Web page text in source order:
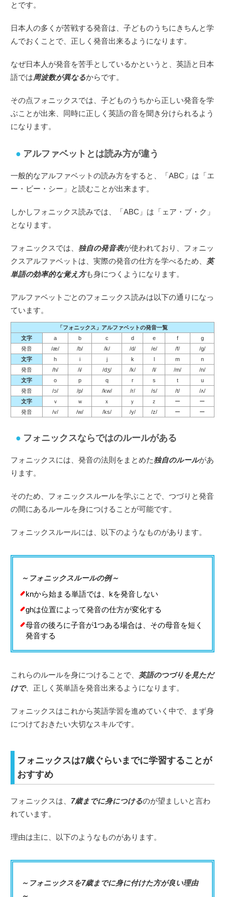
とです。
日本人の多くが苦戦する発音は、子どものうちにきちんと学
んでおくことで、正しく発音出来るようになります。
なぜ日本人が発音を苦手としているかというと、英語と日本
語では周波数が異なるからです。
その点フォニックスでは、子どものうちから正しい発音を学
ぶことが出来、同時に正しく英語の音を聞き分けられるよう
になります。
アルファベットとは読み方が違う
一般的なアルファベットの読み方をすると、「ABC」は「エ
ー・ビー・シー」と読むことが出来ます。
しかしフォニックス読みでは、「ABC」は「ェア・ブ・ク」
となります。
フォニックスでは、 独自の発音表が使われており、フォニッ
クスアルファベットは、実際の発音の仕方を学べるため、 英
単語の効率的な覚え方も身につくようになります。
アルファベットごとのフォニックス読みは以下の通りになっ
ています。
「フォニックス」アルファベットの発音一覧
文字
a b c d e f
g
発音
/æ/ /b/ /k/ /d/ /e/ /f/
/g/
文字
h i j k l m
n
発音
/h/ /i/ /dʒ/ /k/ /l/ /m/
/n/
文字
o p q r s t
u
発音
/ɔ/ /p/ /kw/ /r/ /s/ /t/
/ʌ/
文字
ｖ ｗ ｘ ｙ ｚ ー
ー
発音
/v/ /w/ /ks/ /y/ /z/ ー ー
フォニックスならではのルールがある
フォニックスには、発音の法則をまとめた独自のルールがあ
ります。
そのため、フォニックスルールを学ぶことで、つづりと発音
の間にあるルールを身につけることが可能です。
フォニックスルールには、以下のようなものがあります。
～フォニックスルールの例～
knから始まる単語では、kを発音しない
ghは位置によって発音の仕方が変化する
母音の後ろに子音が1つある場合は、その母音を短く
発音する
これらのルールを身につけることで、 英語のつづりを見ただ
けで、正しく英単語を発音出来るようになります。
フォニックスはこれから英語学習を進めていく中で、まず身
につけておきたい大切なスキルです。
フォニックスは7歳ぐらいまでに学習することが
おすすめ
フォニックスは、 7歳までに身につけるのが望ましいと言わ
れています。
理由は主に、以下のようなものがあります。
～フォニックスを7歳までに身に付けた方が良い理由